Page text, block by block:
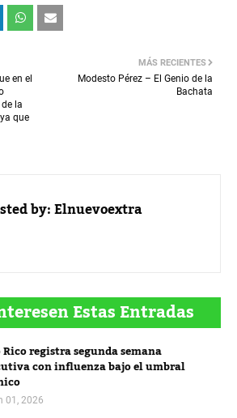
MÁS RECIENTES
Modesto Pérez – El Genio de la
Bachata
en el
la
que
by:Elnuevoextra
Estas Entradas
registra segunda semana
con influenza bajo el umbral
01, 2026